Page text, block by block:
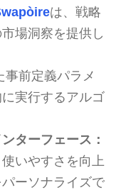
は、戦略
場洞察を提供し
事前定義パラメ
実行するアルゴ
ターフェース：
いやすさを向上
ーソナライズで